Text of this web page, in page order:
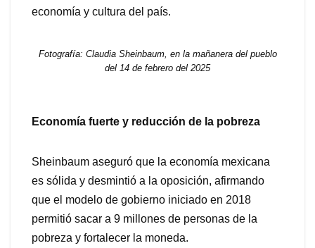
economía y cultura del país.
Fotografía: Claudia Sheinbaum, en la mañanera del pueblo
del 14 de febrero del 2025
Economía fuerte y reducción de la pobreza
Sheinbaum aseguró que la economía mexicana
es sólida y desmintió a la oposición, afirmando
que el modelo de gobierno iniciado en 2018
permitió sacar a 9 millones de personas de la
pobreza y fortalecer la moneda.